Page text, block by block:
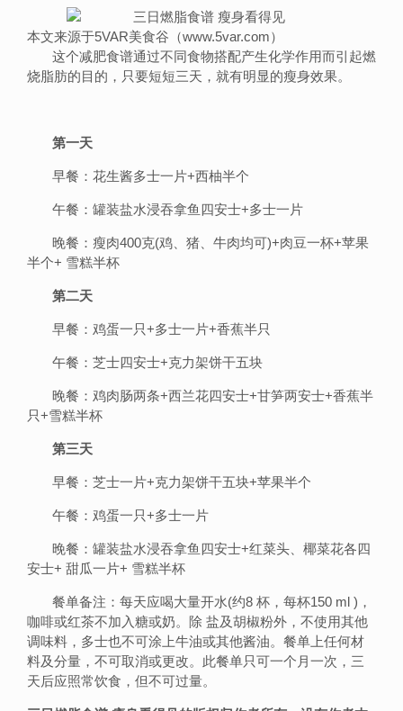
本文来源于5VAR美食谷（www.5var.com）
这个减肥食谱通过不同食物搭配产生化学作用而引起燃
烧脂肪的目的，只要短短三天，就有明显的瘦身效果。
第一天
早餐：花生酱多士一片+西柚半个
午餐：罐装盐水浸吞拿鱼四安士+多士一片
晚餐：瘦肉400克(鸡、猪、牛肉均可)+肉豆一杯+苹果
半个+ 雪糕半杯
第二天
早餐：鸡蛋一只+多士一片+香蕉半只
午餐：芝士四安士+克力架饼干五块
晚餐：鸡肉肠两条+西兰花四安士+甘笋两安士+香蕉半
只+雪糕半杯
第三天
早餐：芝士一片+克力架饼干五块+苹果半个
午餐：鸡蛋一只+多士一片
晚餐：罐装盐水浸吞拿鱼四安士+红菜头、椰菜花各四
安士+ 甜瓜一片+ 雪糕半杯
餐单备注：每天应喝大量开水(约8 杯，每杯150 ml )，
咖啡或红茶不加入糖或奶。除 盐及胡椒粉外，不使用其他
调味料，多士也不可涂上牛油或其他酱油。餐单上任何材
料及分量，不可取消或更改。此餐单只可一个月一次，三
天后应照常饮食，但不可过量。